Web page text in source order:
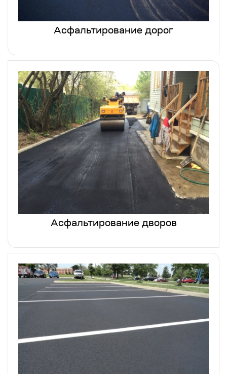
Асфальтирование дорог
Асфальтирование дворов